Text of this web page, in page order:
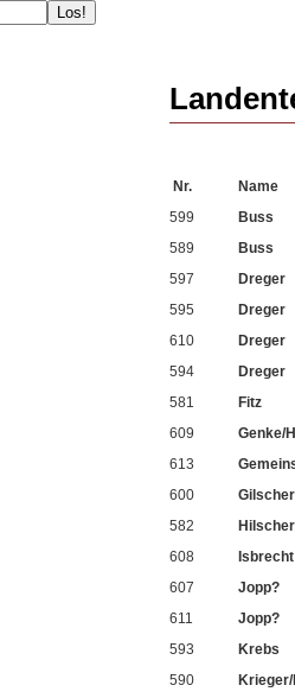
Nr. Name
599
Buss
589
Buss
597
Dreger
595
Dreger
610
Dreger
594
Dreger
581
Fitz
609
Genke/
613
600
582
Hilscher
608
Isbrecht
607
Jopp?
611
Jopp?
593
Krebs
590